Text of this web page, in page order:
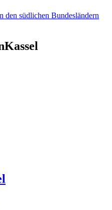
südlichen Bundesländern